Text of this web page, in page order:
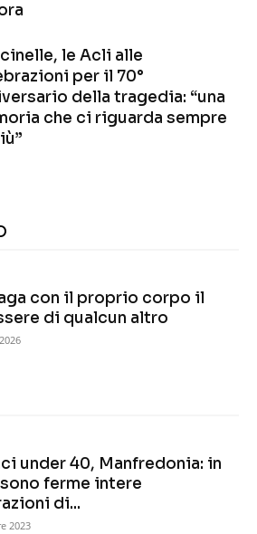
le Acli alle
per il 70°
della tragedia: “una
che ci riguarda sempre
con il proprio corpo il
di qualcun altro
under 40, Manfredonia: in
ferme intere
di...
2023